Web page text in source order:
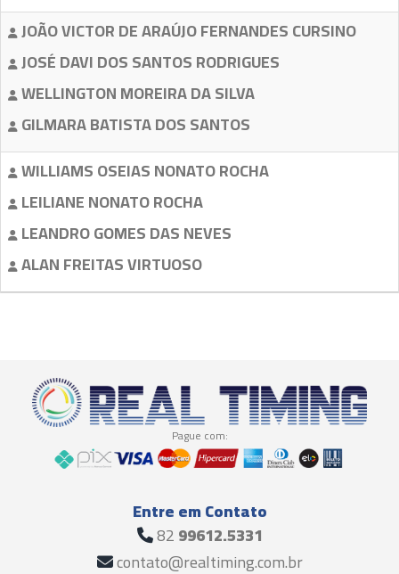
JOÃO VICTOR DE ARAÚJO FERNANDES CURSINO
JOSÉ DAVI DOS SANTOS RODRIGUES
WELLINGTON MOREIRA DA SILVA
GILMARA BATISTA DOS SANTOS
WILLIAMS OSEIAS NONATO ROCHA
LEILIANE NONATO ROCHA
LEANDRO GOMES DAS NEVES
ALAN FREITAS VIRTUOSO
Pague com:
Entre em Contato
8299612.5331
contato@realtiming.com.br